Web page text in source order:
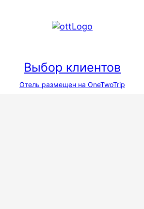
Выбор клиентов
Отель размещен на OneTwoTrip